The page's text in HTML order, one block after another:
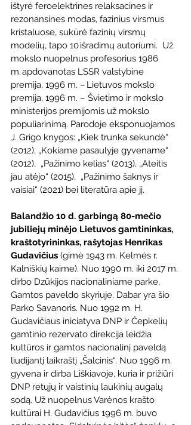
ištyrė feroelektrines relaksacines ir
rezonansines modas, fazinius virsmus
kristaluose, sukūrė fazinių virsmų
modelių, tapo 10 išradimų autoriumi.  Už
mokslo nuopelnus profesorius 1986
m. apdovanotas LSSR valstybine
premija, 1996 m. – Lietuvos mokslo
premija, 1996 m. – Švietimo ir mokslo
ministerijos premijomis už mokslo
populiarinimą. Parodoje eksponuojamos
J. Grigo knygos: „Kiek trunka sekundė“
(2012), „Kokiame pasaulyje gyvename“
(2012),  „Pažinimo kelias“ (2013), „Ateitis
jau atėjo“ (2015),  „Pažinimo šaknys ir
vaisiai“ (2021) bei literatūra apie jį.
Balandžio 10 d. garbingą 80-mečio
jubiliejų minėjo Lietuvos gamtininkas,
kraštotyrininkas, rašytojas Henrikas
Gudavičius (gimė 1943 m. Kelmės r.
Kalniškių kaime). Nuo 1990 m. iki 2017 m.
dirbo Dzūkijos nacionaliniame parke,
Gamtos paveldo skyriuje. Dabar yra šio
Parko Savanoris. Nuo 1992 m. H.
Gudavičiaus iniciatyva DNP ir Čepkelių
gamtinio rezervato direkcija leidžia
kultūros ir gamtos nacionalinį paveldą
liudijantį laikraštį „Šalcinis“. Nuo 1996 m.
gyvena ir dirba Liškiavoje, kuria ir prižiūri
DNP retųjų ir vaistinių laukinių augalų
sodą. Už nuopelnus Varėnos krašto
kultūrai H. Gudavičius 1996 m. buvo